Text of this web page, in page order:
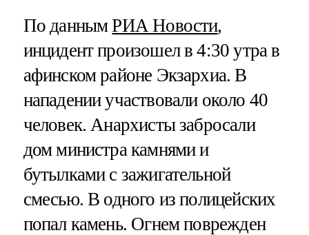
По даннымРИА Новости,
инцидент произошел в 4:30 утра в
афинском районе Экзархиа. В
нападении участвовали около 40
человек. Анархисты забросали
дом министра камнями и
бутылками с зажигательной
смесью. В одного из полицейских
попал камень. Огнем поврежден